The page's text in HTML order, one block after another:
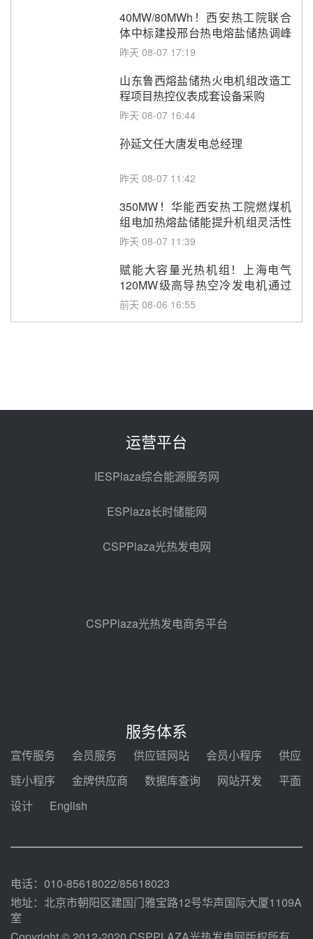
40MW/80MWh！西安热工院联合
体中标建投邢台热电熔盐储热调峰
调频改造EPC项目
昨天 08-07 17:19
山东鲁西熔盐储热火电机组改造工
程项目热控仪表成套设备采购
昨天 08-07 16:44
孙延文任大唐发电总经理
昨天 08-07 11:42
350MW！华能西安热工院燃煤机
组电加热熔盐储能提升机组灵活性
改造项目初步设计第三方评审服务
昨天 08-07 11:39
赋能大容量光热机组！上海电气
120MW级高导热空冷发电机通过
型式试验
前天 08-06 16:55
100MW光工程性能试验采购
光热示范电站二列蒸汽发生器设备
亚核阀业中标天山北麓100MW光
热发电工程EPC总承包项目熔盐截
止阀、熔盐三偏心蝶阀采购
08-05 17:15
包项目熔盐介质超声波流量计采购
08-05 17:09
电机组灵活性改造项目三元液态盐
采购合同
迪尔化工预中标华能西安热工院
2026-2029年熔盐介质框架协议
100MW光热项目机组调试及性能
运营平台
IESPlaza综合能源服务网
ESPlaza长时储能网
CSPPlaza光热发电网
CSPPlaza光热发电商务平台
服务体系
宣传服务 会员服务 供应链网站 会员小程序
供应
链小程序
金牌供应商 数据库查询 网站开发
平面
设计
English
电话：010-85618022/85618023
地址：北京市朝阳区建国门雅宝路12号华声国际大厦1109A
室